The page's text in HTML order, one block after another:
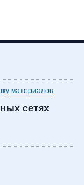
материалов
сетях